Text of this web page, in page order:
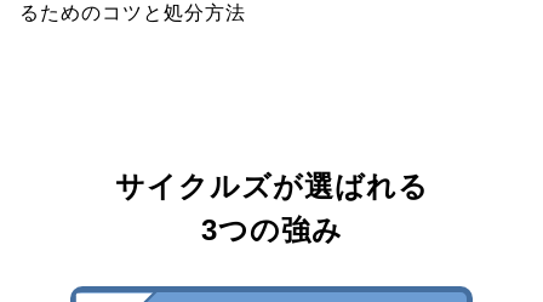
るためのコツと処分方法
サイクルズが選ばれる
3つの強み